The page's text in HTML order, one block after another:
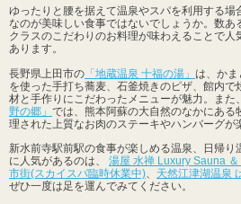
ゆったりと腰を据えて温泉やスパを利用する場
なのが美味しい食事ではないでしょうか。数
クラスのこだわりのお料理が味わえることで人
あります。
長野県上田市の 「地蔵温泉 十福の湯」 は、かま
を使った手打ち蕎麦、石釜焼きのピザ、館内
材と手作りにこだわったメニューが魅力。また
野の郷」 では、熊本阿蘇の大自然のなかにある
理された上質なお肉のステーキやハンバーグが
新水前寺駅前駅の食事が楽しめる温泉、日帰
に人気があるのは、 湯屋 水禅 Luxury Sauna ＆
市街(スカイスパ臨時休業中)
天然江津湖温泉
ぜひ一度は足を運んでみてください。